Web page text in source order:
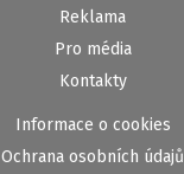
Reklama
Pro média
Kontakty
Informace o cookies
Ochrana osobních údajů